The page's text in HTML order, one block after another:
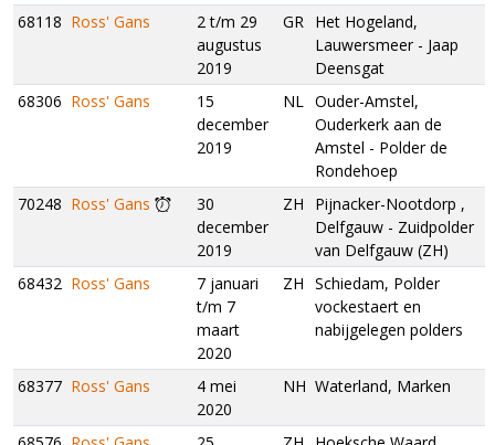
68118 Ross' Gans
2 t/m 29
augustus
2019
GR Het Hogeland,
Lauwersmeer - Jaap
Deensgat
68306 Ross' Gans
15
december
2019
NL Ouder-Amstel,
Ouderkerk aan de
Amstel - Polder de
Rondehoep
70248 Ross' Gans
30
december
2019
ZH
Pijnacker-Nootdorp ,
Delfgauw - Zuidpolder
van Delfgauw (ZH)
68432 Ross' Gans
7 januari
t/m 7
maart
2020
ZH Schiedam, Polder
vockestaert en
nabijgelegen polders
68377 Ross' Gans
4 mei
2020
NH Waterland, Marken